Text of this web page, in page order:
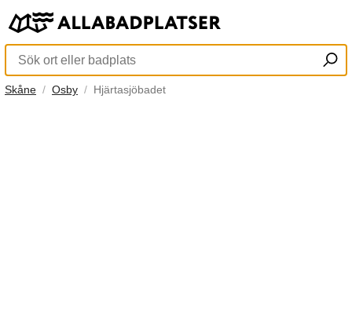
Skåne Osby Hjärtasjöbadet